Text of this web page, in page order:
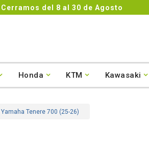
Cerramos del 8 al 30 de Agosto
Honda KTM Kawasaki
Tenere 700 (25-26)